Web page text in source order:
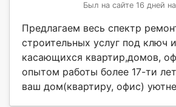
Был на сайте 16 дней
Предлагаем весь спектр
строительных услуг под ключ
касающихся квартир,домов,
опытом работы более 17-ти
ваш дом(квартиру, офис)